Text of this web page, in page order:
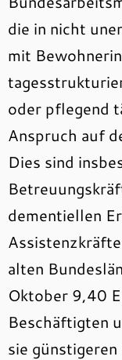
die in nicht
mit
oder pflegend
Anspruch auf
Dies sind
dementiellen
alten
Oktober 9,40
Beschäftigten
sie